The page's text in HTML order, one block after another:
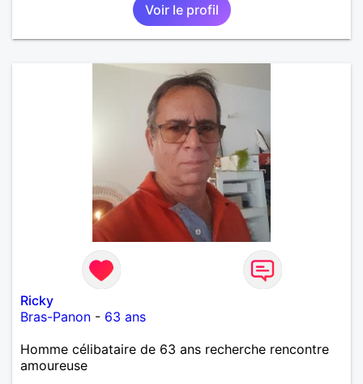
Voir le profil
Ricky
Bras-Panon - 63 ans
Homme célibataire de 63 ans recherche rencontre
amoureuse